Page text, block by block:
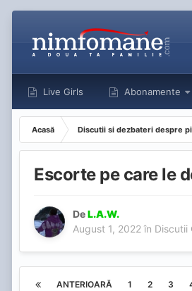
Live Girls Abonamente
Acasă Discutii si dezbateri despre
Escorte pe care le
DeL.A.W.
August 1, 2022 în Discutii
ANTERIOARĂ 1 2 3